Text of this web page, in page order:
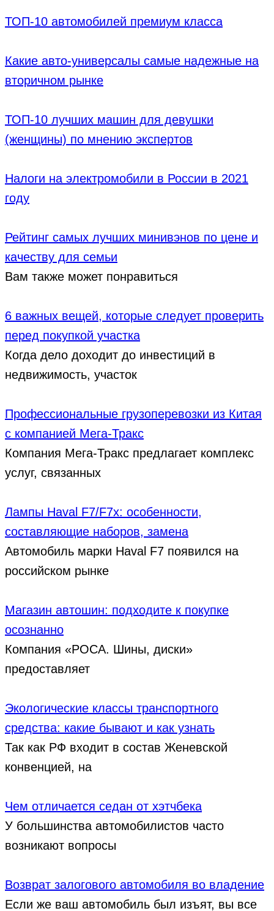
ТОП-10 автомобилей премиум класса
Какие авто-универсалы самые надежные на
вторичном рынке
ТОП-10 лучших машин для девушки
(женщины) по мнению экспертов
Налоги на электромобили в России в 2021
году
Рейтинг самых лучших минивэнов по цене и
качеству для семьи
Вам также может понравиться
6 важных вещей, которые следует проверить
перед покупкой участка
Когда дело доходит до инвестиций в
недвижимость, участок
Профессиональные грузоперевозки из Китая
с компанией Мега-Тракс
Компания Мега-Тракс предлагает комплекс
услуг, связанных
Лампы Haval F7/F7x: особенности,
составляющие наборов, замена
Автомобиль марки Haval F7 появился на
российском рынке
Магазин автошин: подходите к покупке
осознанно
Компания «РОСА. Шины, диски»
предоставляет
Экологические классы транспортного
средства: какие бывают и как узнать
Так как РФ входит в состав Женевской
конвенцией, на
Чем отличается седан от хэтчбека
У большинства автомобилистов часто
возникают вопросы
Возврат залогового автомобиля во владение
Если же ваш автомобиль был изъят, вы все